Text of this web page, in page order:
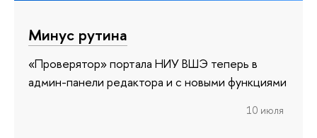
Минус рутина
«Проверятор» портала НИУ ВШЭ теперь в
админ-панели редактора и с новыми функциями
10 июля